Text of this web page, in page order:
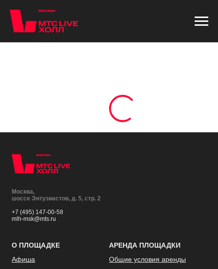
Москва,
шоссе Энтузиастов, д. 5, стр. 2
+7 (495) 147-00-58
mlh-msk@mts.ru
О ПЛОЩАДКЕ
Афиша
АРЕНДА ПЛОЩАДКИ
Общие условия аренды